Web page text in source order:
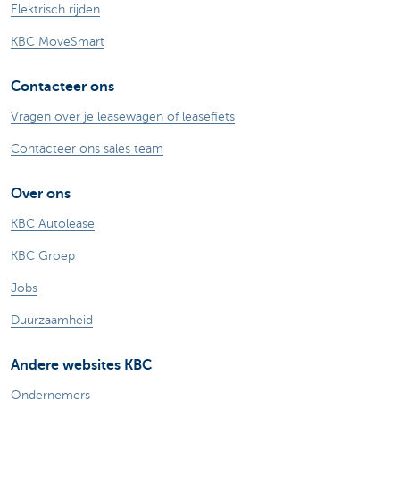
Elektrisch rijden
KBC MoveSmart
Contacteer ons
Vragen over je leasewagen of leasefiets
Contacteer ons sales team
Over ons
KBC Autolease
KBC Groep
Jobs
Duurzaamheid
Andere websites KBC
Ondernemers